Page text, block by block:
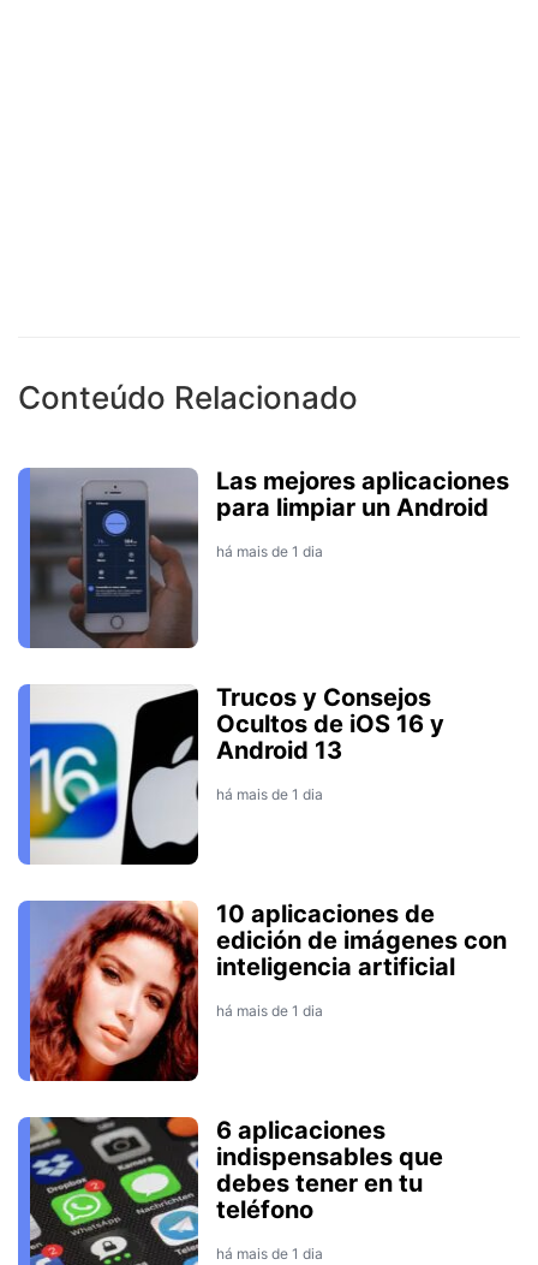
Conteúdo Relacionado
Las mejores aplicaciones
para limpiar un Android
há mais de 1 dia
Trucos y Consejos
Ocultos de iOS 16 y
Android 13
há mais de 1 dia
10 aplicaciones de
edición de imágenes con
inteligencia artificial
há mais de 1 dia
6 aplicaciones
indispensables que
debes tener en tu
teléfono
há mais de 1 dia